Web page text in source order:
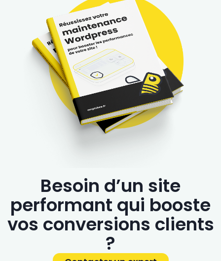
Besoin d’un site
performant qui booste
vos conversions clients
?